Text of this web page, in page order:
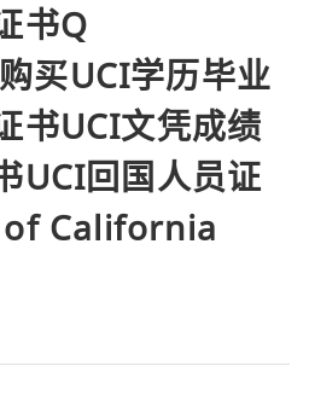
书Q
买UCI学历毕业
书UCI文凭成绩
UCI回国人员证
California